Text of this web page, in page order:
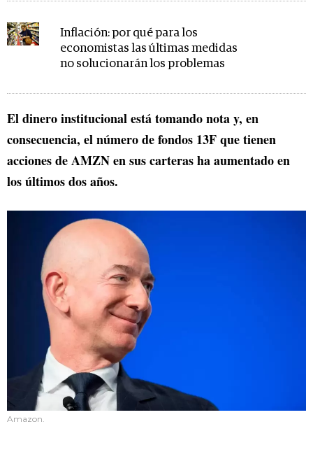
Inflación: por qué para los
economistas las últimas medidas
no solucionarán los problemas
El dinero institucional está tomando nota y, en
consecuencia, el número de fondos 13F que tienen
acciones de AMZN en sus carteras ha aumentado en
los últimos dos años.
Amazon.